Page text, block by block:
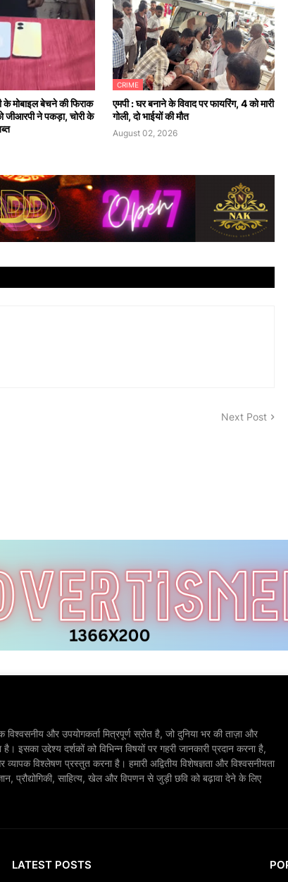
के मोबाइल बेचने की फिराक
जीआरपी ने पकड़ा, चोरी के
CRIME
एमपी : घर बनाने के विवाद पर फायरिंग, 4 को मारी
गोली, दो भाईयों की मौत
August 02, 2026
Next Post
और उपयोगकर्ता मित्रपूर्ण स्रोत है, जो दुनिया भर की ताज़ा और
इसका उद्देश्य दर्शकों को विभिन्न विषयों पर गहरी जानकारी प्रदान करना है,
व्यापक विश्लेषण प्रस्तुत करना है। हमारी अद्वितीय विशेषज्ञता और विश्वसनीयता
प्रौद्योगिकी, साहित्य, खेल और विपणन से जुड़ी छवि को बढ़ावा देने के लिए
LATEST POSTS